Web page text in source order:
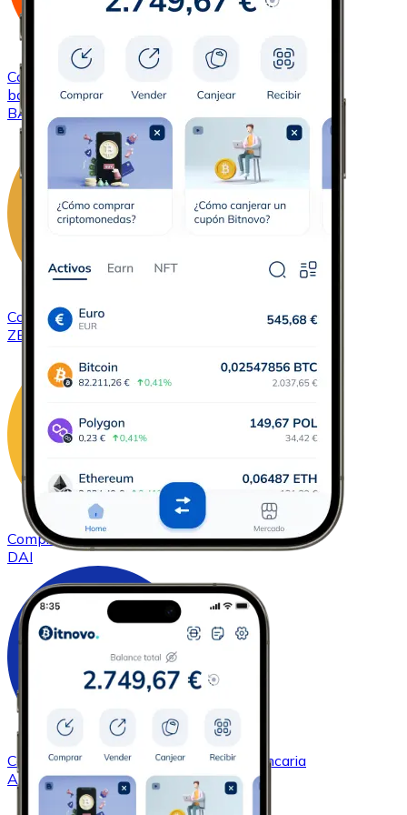
Comprar
bancaria
BAT
ComprarZCash
con transferencia bancaria
ZEC
ComprarDAIcon transferencia bancaria
DAI
ComprarCardanocon transferencia bancaria
ADA